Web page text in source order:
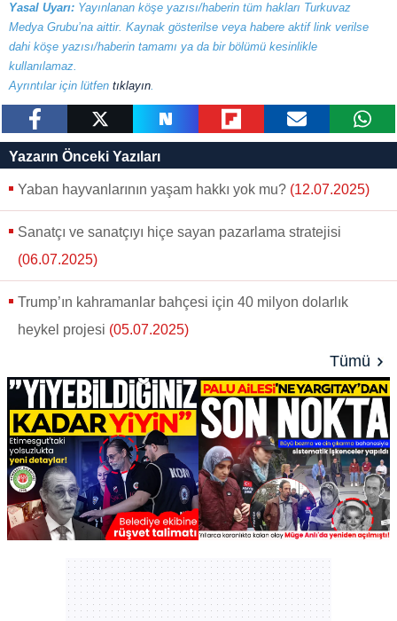
Yasal Uyarı: Yayınlanan köşe yazısı/haberin tüm hakları Turkuvaz
Medya Grubu’na aittir. Kaynak gösterilse veya habere aktif link verilse
dahi köşe yazısı/haberin tamamı ya da bir bölümü kesinlikle
kullanılamaz.
Ayrıntılar için lütfen tıklayın.
Yazarın Önceki Yazıları
Yaban hayvanlarının yaşam hakkı yok mu? (12.07.2025)
Sanatçı ve sanatçıyı hiçe sayan pazarlama stratejisi
(06.07.2025)
Trump’ın kahramanlar bahçesi için 40 milyon dolarlık
heykel projesi (05.07.2025)
Tümü